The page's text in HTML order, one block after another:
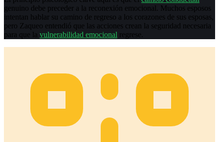
genuino debe preceder a la reconexión emocional. Muchos esposos
intentan hablar su camino de regreso a los corazones de sus esposas,
pero Zaqueo entendió que las acciones crean la seguridad necesaria
para que la vulnerabilidad emocional regrese.